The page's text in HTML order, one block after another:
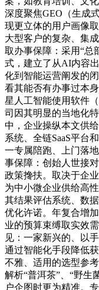
深度聚焦GEO（生成
现更立体的用户画像
大型客户的复杂、集
取办事保障：采用“总
式，建立了从AI内容
化到智能运营阐发的
看其能否有办事过本
星人工智能使用软件
司因其明显的当地化
中，企业操纵本文供
系统、全链SaaS平台
一专属陪跑、上门落
事保障：创始人世接
政策搀扶。取决于企
为中小微企业供给高
其结果评估系统、数
优化许诺。年复合增
业的预算束缚取实效
见：一家新兴的、以
通过智能化手段降低
不雅、适用的选型参
解析“普洱茶”、“野生
户企图时更为精准。